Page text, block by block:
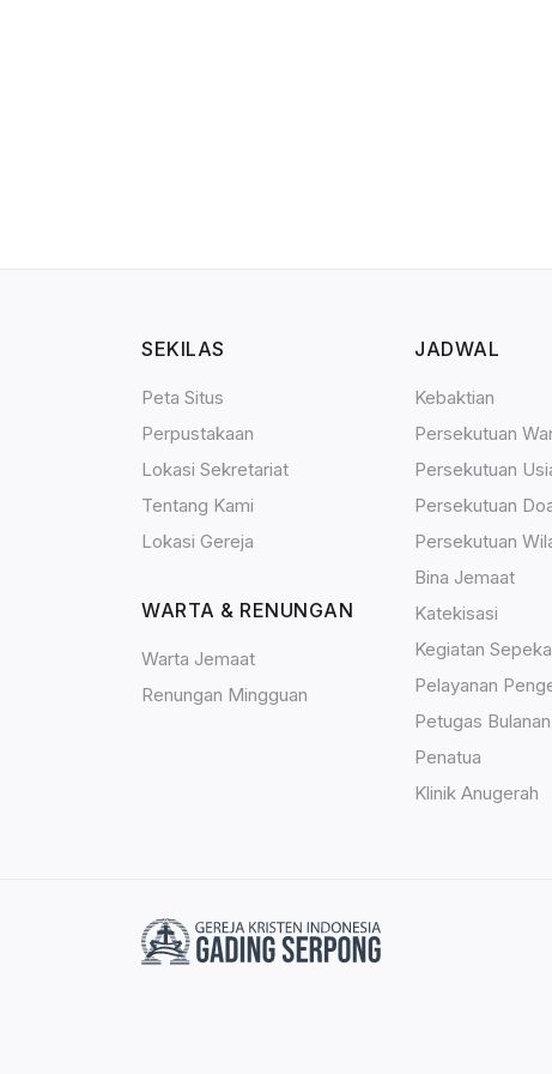
SEKILAS
Peta Situs
Perpustakaan
Lokasi Sekretariat
Tentang Kami
Lokasi Gereja
WARTA & RENUNGAN
Warta Jemaat
Renungan Mingguan
JADWAL
Kebaktian
Persekutuan
Persekutuan
Persekutuan
Persekutuan
Bina Jemaat
Katekisasi
Kegiatan
Pelayanan
Petugas Bulanan
Penatua
Klinik Anugerah